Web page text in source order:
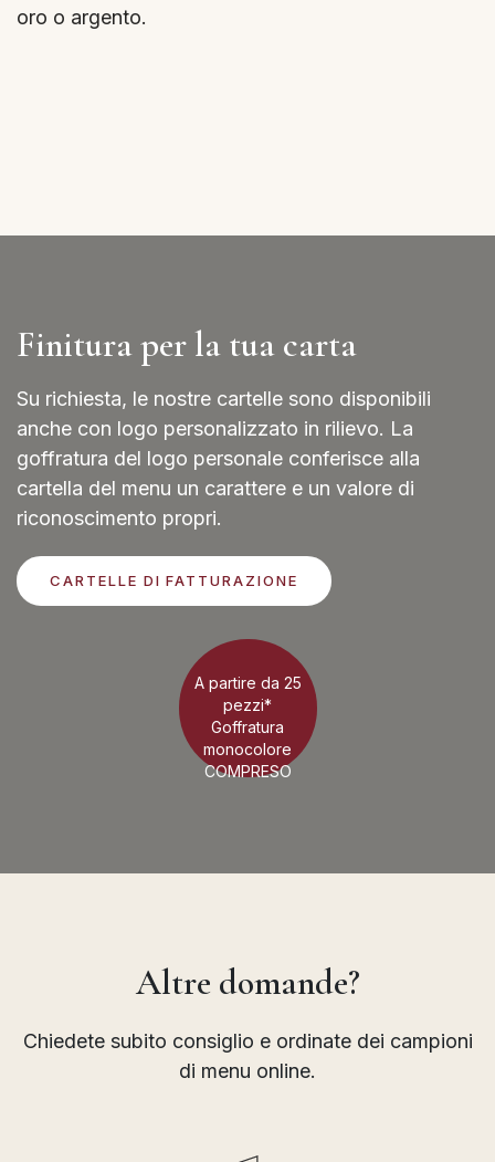
oro o argento.
Finitura per la tua carta
Su richiesta, le nostre cartelle sono disponibili
anche con logo personalizzato in rilievo. La
goffratura del logo personale conferisce alla
cartella del menu un carattere e un valore di
riconoscimento propri.
CARTELLE DI FATTURAZIONE
A partire da 25
pezzi*
Goffratura
monocolore
COMPRESO
Altre domande?
Chiedete subito consiglio e ordinate dei campioni
di menu online.